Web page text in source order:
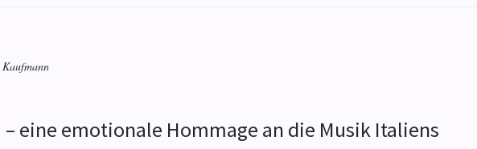
Kaufmann
– eine emotionale Hommage an die Musik Italiens